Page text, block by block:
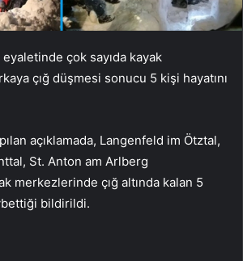
eyaletinde çok sayıda kayak
çığ düşmesi sonucu 5 kişi hayatını
açıklamada, Langenfeld im Ötztal,
St. Anton am Arlberg
merkezlerinde çığ altında kalan 5
bildirildi.